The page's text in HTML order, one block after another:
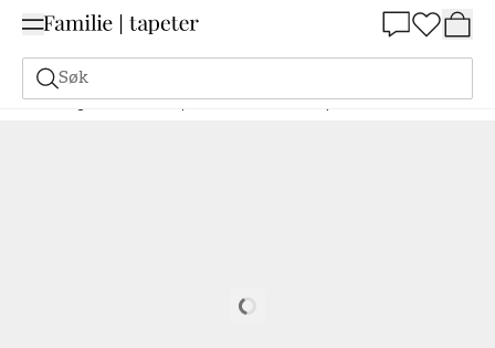
Søk
Maling Bestill basert på NCS Bestill basert på NCS 0505-Y60R
Loading…